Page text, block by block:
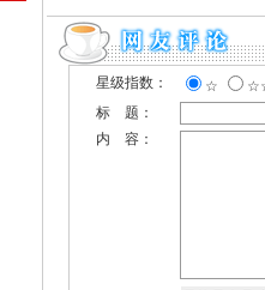
星级指数： ☆
标 题：
内 容：